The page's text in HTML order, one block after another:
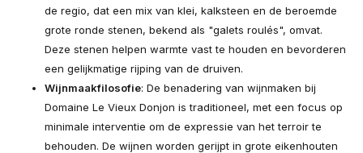
de regio, dat een mix van klei, kalksteen en de beroemde
grote ronde stenen, bekend als "galets roulés", omvat.
Deze stenen helpen warmte vast te houden en bevorderen
een gelijkmatige rijping van de druiven.
Wijnmaakfilosofie: De benadering van wijnmaken bij
Domaine Le Vieux Donjon is traditioneel, met een focus op
minimale interventie om de expressie van het terroir te
behouden. De wijnen worden gerijpt in grote eikenhouten